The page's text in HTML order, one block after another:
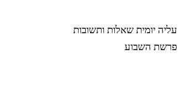
עליה יומית שאלות ותשובות
פרשת השבוע